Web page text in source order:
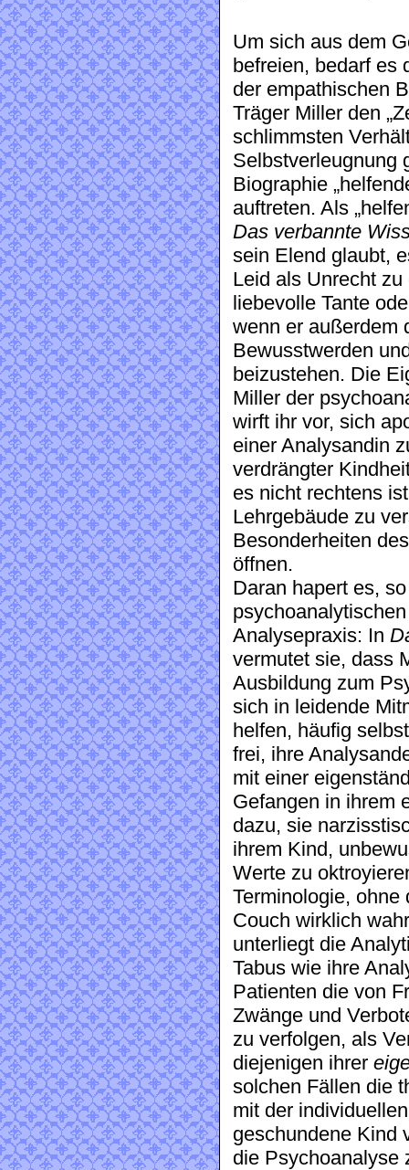
Um sich aus dem
befreien, bedarf es
der empathischen
Träger Miller den
schlimmsten
Selbstverleugnung
Biographie
auftreten. Als
Das verbannte
sein Elend glaubt,
Leid als Unrecht
liebevolle Tante
wenn er außerdem
Bewusstwerden
beizustehen. Die
Miller der
wirft ihr vor, sich
einer Analysandin
verdrängter
es nicht rechtens
Lehrgebäude zu
Besonderheiten
öffnen.
Daran hapert es,
Analysepraxis: In
vermutet sie, dass
Ausbildung zum
sich in leidende
helfen, häufig
frei, ihre
mit einer
Gefangen in ihrem
dazu, sie
ihrem Kind,
Werte zu
Terminologie, ohne
Couch wirklich
unterliegt die
Tabus wie ihre
Patienten die von
Zwänge und
zu verfolgen, als
diejenigen ihrer
solchen Fällen die
mit der
geschundene Kind
die Psychoanalyse